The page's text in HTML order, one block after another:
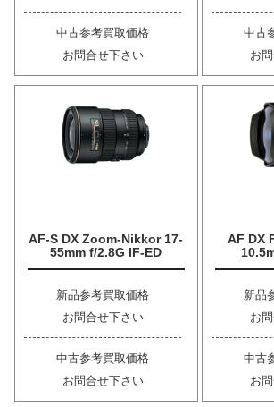
中古参考買取価格
お問合せ下さい
中古
お
AF-S DX Zoom-Nikkor 17-
55mm f/2.8G IF-ED
新品参考買取価格
お問合せ下さい
中古参考買取価格
お問合せ下さい
AF DX
新品
お
中古
お